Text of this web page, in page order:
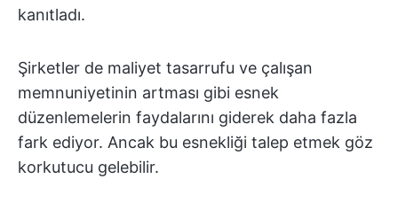
kanıtladı.
Şirketler de maliyet tasarrufu ve çalışan
memnuniyetinin artması gibi esnek
düzenlemelerin faydalarını giderek daha fazla
fark ediyor. Ancak bu esnekliği talep etmek göz
korkutucu gelebilir.